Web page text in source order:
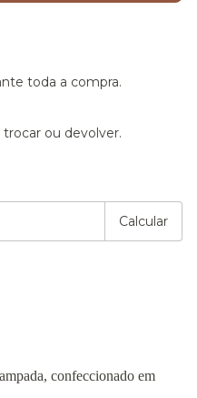
toda a compra.
ou devolver.
Calcular
confeccionado em